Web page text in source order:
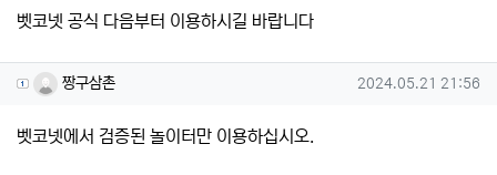
벳코넷 공식 다음부터 이용하시길 바랍니다
짱구삼촌님의 댓글
짱구삼촌 작성일
2024.05.21 21:56
벳코넷에서 검증된 놀이터만 이용하십시오.